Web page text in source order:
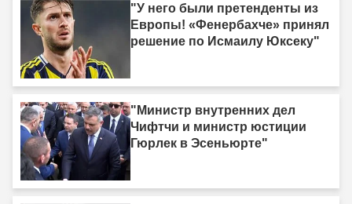
"У него были претенденты из
Европы! «Фенербахче» принял
решение по Исмаилу Юксеку"
"Министр внутренних дел
Чифтчи и министр юстиции
Гюрлек в Эсеньюрте"